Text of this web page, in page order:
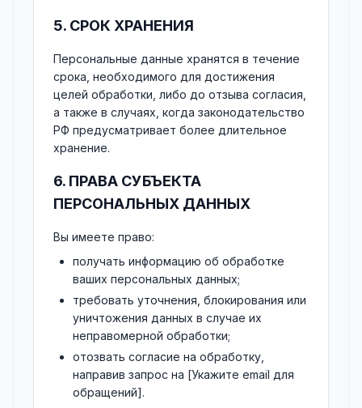
5. СРОК ХРАНЕНИЯ
Персональные данные хранятся в течение
срока, необходимого для достижения
целей обработки, либо до отзыва согласия,
а также в случаях, когда законодательство
РФ предусматривает более длительное
хранение.
6. ПРАВА СУБЪЕКТА
ПЕРСОНАЛЬНЫХ ДАННЫХ
Вы имеете право:
получать информацию об обработке
ваших персональных данных;
требовать уточнения, блокирования или
уничтожения данных в случае их
неправомерной обработки;
отозвать согласие на обработку,
направив запрос на [Укажите email для
обращений].